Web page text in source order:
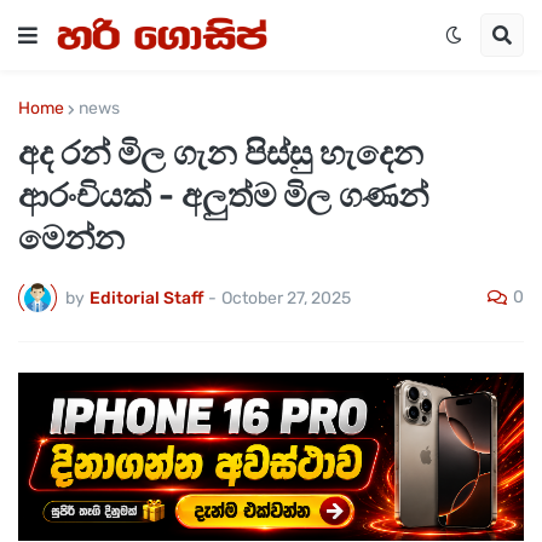
Home news
අද රන් මිල ගැන පිස්සු හැදෙන
ආරංචියක් - අලුත්ම මිල ගණන්
මෙන්න
by Editorial Staff - October 27, 2025 0